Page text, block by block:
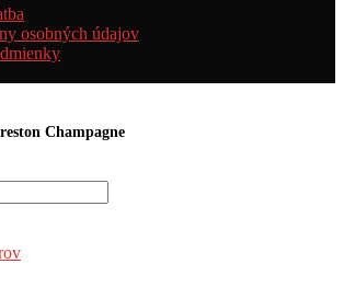
osobných údajov
Champagne